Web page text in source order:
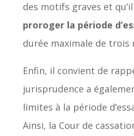
des motifs graves et
proroger la période
durée maximale de trois
Enfin, il convient de
jurisprudence a
limites à la période
Ainsi, la Cour de